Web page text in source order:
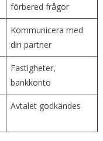
förbered frågor
Kommunicera med
din partner
Fastigheter,
bankkonto
Avtalet godkändes